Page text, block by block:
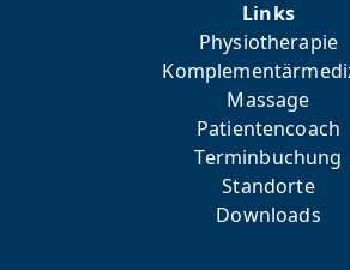
Links
Physiotherapie
Massage
Patientencoach
Terminbuchung
Standorte
Downloads